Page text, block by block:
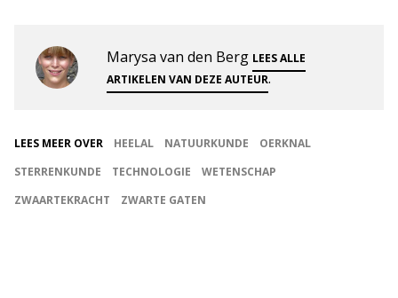
Marysa van den Berg LEES ALLE
ARTIKELEN VAN DEZE AUTEUR.
LEES MEER OVER HEELAL NATUURKUNDE
OERKNAL
STERRENKUNDE
TECHNOLOGIE
WETENSCHAP
ZWAARTEKRACHT
ZWARTE GATEN